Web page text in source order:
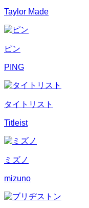
Taylor Made
ピン
PING
タイトリスト
Titleist
ミズノ
mizuno